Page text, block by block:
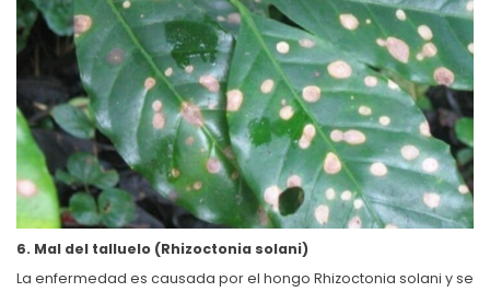
6. Mal del talluelo (Rhizoctonia solani)
La enfermedad es causada por el hongo Rhizoctonia solani y se